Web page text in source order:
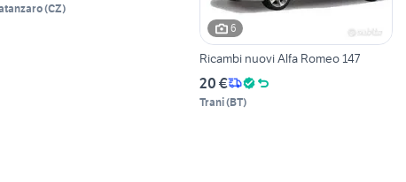
(CZ)
6
Ricambi nuovi Alfa Romeo 147
20 €
Trani(BT)